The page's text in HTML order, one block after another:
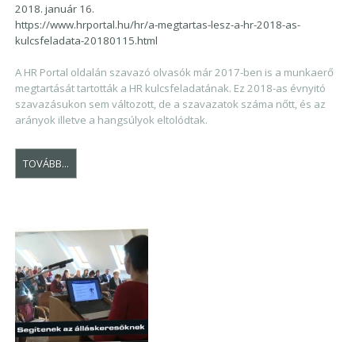
2018. január 16.
https://www.hrportal.hu/hr/a-megtartas-lesz-a-hr-2018-as-
kulcsfeladata-20180115.html
A HR Portal oldalán szavazó olvasók már 2017-ben is a munkaerő
megtartását tartották a HR kulcsfeladatának. Ez 2018-as évnyitó
szavazásukon sem változott, de a szavazatok száma nőtt, és az
arányok illetve a hangsúlyok eltolódtak.
TOVÁBB...